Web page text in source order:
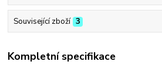
Související zboží 3
Kompletní specifikace